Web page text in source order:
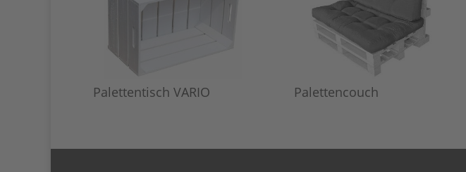
Palettentisch VARIO Palettencouch